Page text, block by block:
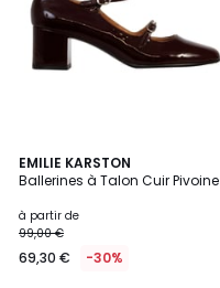
EMILIE KARSTON
Ballerines à Talon Cuir Pivoine
à partir de
99,00 €
69,30 € -30%
2
Couleurs